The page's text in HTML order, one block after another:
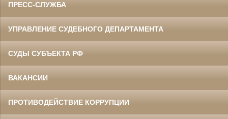
ПРЕСС-СЛУЖБА
УПРАВЛЕНИЕ СУДЕБНОГО ДЕПАРТАМЕНТА
СУДЫ СУБЪЕКТА РФ
ВАКАНСИИ
ПРОТИВОДЕЙСТВИЕ КОРРУПЦИИ